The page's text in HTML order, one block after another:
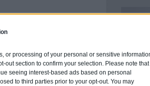
or processing of your personal or sensitive
out section to confirm your selection. Please note that
seeing interest-based ads based on personal
to third parties prior to your opt-out. You may
pour la